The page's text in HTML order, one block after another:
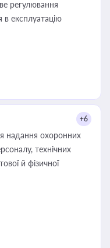
регулювання
в експлуатацію
+6
надання охоронних
технічних
й фізичної